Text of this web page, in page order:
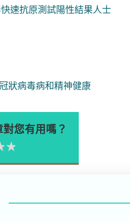
速抗原測試陽性結果人士
狀病毒病和精神健康
您有用嗎？
rate
4星
星